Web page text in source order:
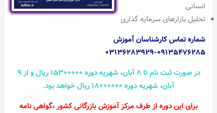
انسانی
تحلیل بازارهای سرمایه گذاری
شماره تماس کارشناسان آموزش
۰۹۱۳۵۴۷۶۲۸۵-۰۳۱۳۶۲۸۳۹۲۹
در صورت ثبت نام تا ۸ آبان، شهریه دوره ۱۵۳۰۰۰۰۰ ریال و از ۹
آبان، شهریه دوره ۱۸۰۰۰۰۰۰ ریال خواهد بود.
برای این دوره از طرف مرکز آموزش بازرگانی کشور ،‌گواهی نامه